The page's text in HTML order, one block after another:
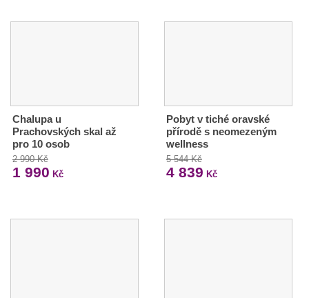
Chalupa u
Prachovských skal až
pro 10 osob
2 990 Kč
1 990 Kč
Pobyt v tiché oravské
přírodě s neomezeným
wellness
5 544 Kč
4 839 Kč